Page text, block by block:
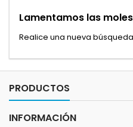
Lamentamos las
Realice una nueva
PRODUCTOS
INFORMACIÓN